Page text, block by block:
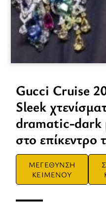
Gucci Cruise
Sleek
dramatic-dark
στο επίκεντρο
ΜΕΓΕΘΥΝΣΗ
ΚΕΙΜΕΝΟΥ